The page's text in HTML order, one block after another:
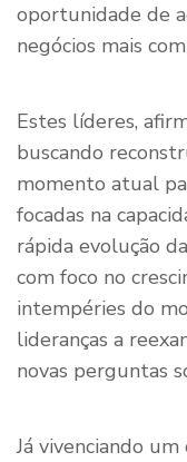
oportunidade de
negócios mais
Estes líderes,
buscando
momento atual
focadas na
rápida evolução
com foco no
intempéries do
lideranças a
novas perguntas
Já vivenciando